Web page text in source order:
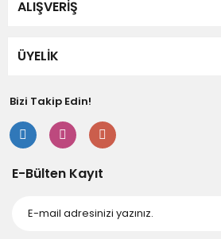
ALIŞVERİŞ
ÜYELİK
Bizi Takip Edin!
E-Bülten Kayıt